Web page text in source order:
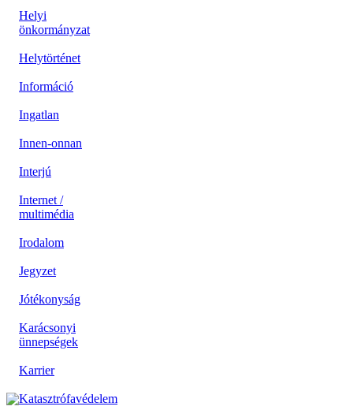
Helyi
önkormányzat
Helytörténet
Információ
Ingatlan
Innen-onnan
Interjú
Internet /
multimédia
Irodalom
Jegyzet
Jótékonyság
Karácsonyi
ünnepségek
Karrier
Katasztrófavédelem